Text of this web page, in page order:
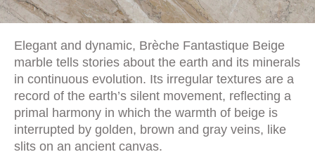
Elegant and dynamic, Brèche Fantastique Beige
marble tells stories about the earth and its minerals
in continuous evolution. Its irregular textures are a
record of the earth’s silent movement, reflecting a
primal harmony in which the warmth of beige is
interrupted by golden, brown and gray veins, like
slits on an ancient canvas.